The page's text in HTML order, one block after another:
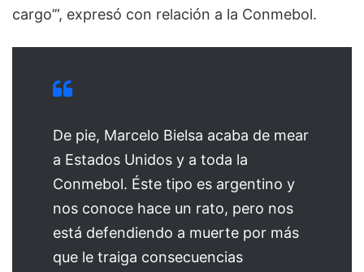
cargo’”, expresó con relación a la Conmebol.
De pie, Marcelo Bielsa acaba de mear
a Estados Unidos y a toda la
Conmebol. Éste tipo es argentino y
nos conoce hace un rato, pero nos
está defendiendo a muerte por más
que le traiga consecuencias